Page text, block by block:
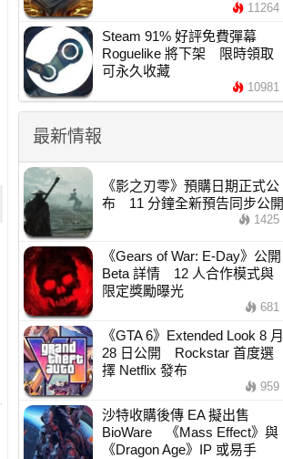
11264
Steam 91% 好評免費彈幕
Roguelike 將下架 限時領取
可永久收藏
10981
最新情報
《影之刃零》預購日期正式公
布 11 分鐘全新預告同步公開
1425
《Gears of War: E-Day》公開
Beta 詳情 12 人合作模式與
限定獎勵曝光
681
《GTA 6》Extended Look 8 月
28 日公開 Rockstar 首度選
擇 Netflix 發布
959
沙特收購後傳 EA 擬出售
BioWare 《Mass Effect》與
《Dragon Age》IP 或易手